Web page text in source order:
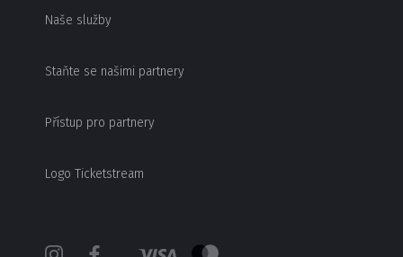
Naše služby
Staňte se našimi partnery
Přístup pro partnery
Logo Ticketstream